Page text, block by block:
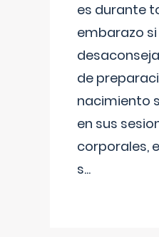
es durante
embarazo
de
nacimiento
en sus
corporales,
s...